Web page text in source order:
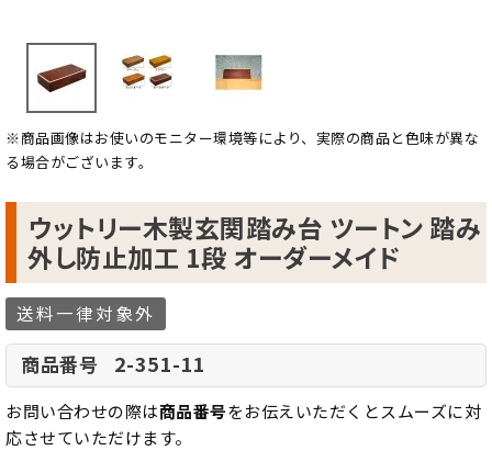
※商品画像はお使いのモニター環境等により、実際の商品と色味が異な
る場合がございます。
ウットリー木製玄関踏み台 ツートン 踏み
外し防止加工 1段 オーダーメイド
送料一律対象外
商品番号 2-351-11
お問い合わせの際は商品番号をお伝えいただくとスムーズに対
応させていただけます。